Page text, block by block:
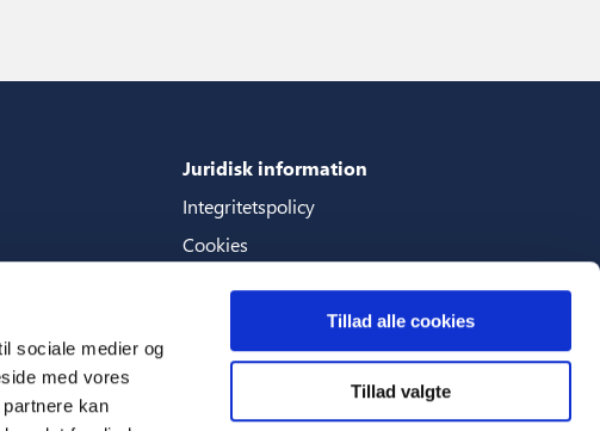
sociale medier og
med vores
kan
Tillad alle cookies
Tillad valgte
Juridisk information
Integritetspolicy
Cookies